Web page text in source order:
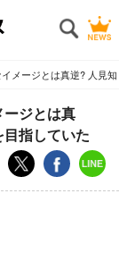
メージとは真逆? 人見
ージとは真
指していた